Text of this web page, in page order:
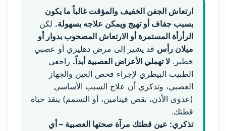
ارتعاش الجفن الخفيف والمؤقت غالباً ما يكون
بسبب جفاف أو تهيج ويمكن علاجه بسهولة. لكن
الرأرأة المستمرة أو الارتعاش المصحوب بدوار أو
ميلان رأس قد يشير إلى مرض دهليزي أو عصبي
خطير. لا تهملي الأعراض العصبية أبداً. راجعي
الطبيب البيطري لإجراء فحص العين والجهاز
العصبي، وتذكري أن علاج السبب الأساسي
(عدوى الأذن، نقص فيتامين، أو التسمم) ينقذ حياة
قطتك.
تذكري: عين قطتك مرآة صحتها العصبية – أي